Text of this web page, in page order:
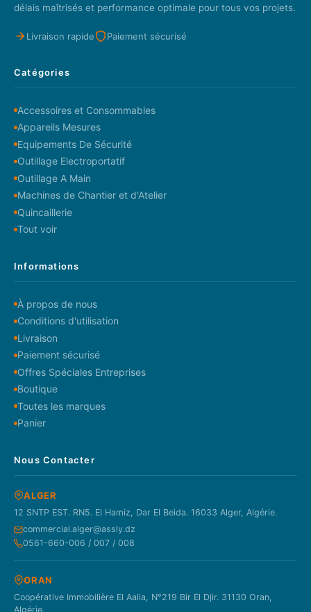
délais maîtrisés et performance optimale pour tous vos projets.
Livraison rapide Paiement sécurisé
Catégories
Accessoires et Consommables
Appareils Mesures
Equipements De Sécurité
Outillage Electroportatif
Outillage A Main
Machines de Chantier et d'Atelier
Quincaillerie
Tout voir
Informations
À propos de nous
Conditions d'utilisation
Livraison
Paiement sécurisé
Offres Spéciales Entreprises
Boutique
Toutes les marques
Panier
Nous Contacter
ALGER
12 SNTP EST. RN5. El Hamiz, Dar El Beida. 16033 Alger, Algérie.
commercial.alger@assly.dz
0561-660-006 / 007 / 008
ORAN
Coopérative Immobilière El Aalia, N°219 Bir El Djir. 31130 Oran,
Algérie.